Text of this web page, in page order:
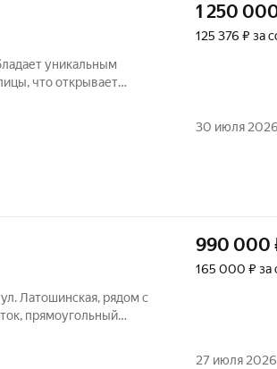
уникальным
что открывает
коммуникации
1 250
125 376 ₽ за
30 июля 2026
Латошинская, рядом с
прямоугольный
Участок в собственности
990 000
165 000 ₽ за
27 июля 2026